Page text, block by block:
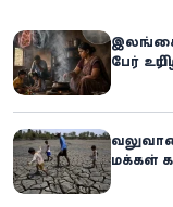
பேர்
மக்கள்